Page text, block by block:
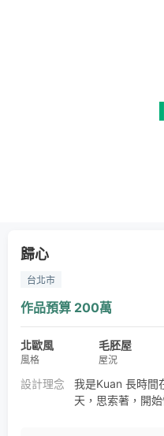
歸心
台北市
作品預算 200萬
北歐風
風格
毛胚屋
屋況
設計理念
我是Kuan 長時間在美國日本間工作忙碌 直到有一
天，思索著，開始懷念